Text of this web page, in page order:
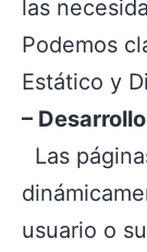
las
Podemos
Estático y
–
Las
usuario o